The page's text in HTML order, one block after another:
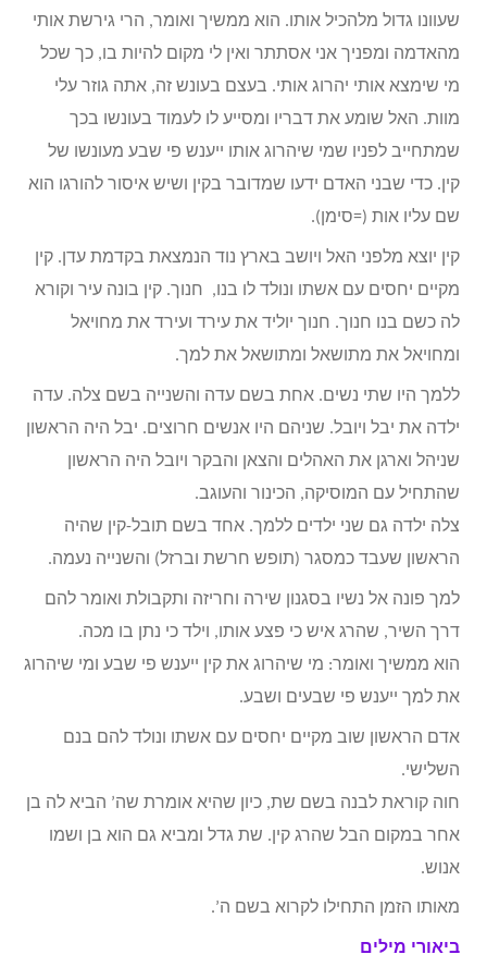
שעוונו גדול מלהכיל אותו. הוא ממשיך ואומר, הרי גירשת אותי
מהאדמה ומפניך אני אסתתר ואין לי מקום להיות בו, כך שכל
מי שימצא אותי יהרוג אותי. בעצם בעונש זה, אתה גוזר עלי
מוות. האל שומע את דבריו ומסייע לו לעמוד בעונשו בכך
שמתחייב לפניו שמי שיהרוג אותו ייענש פי שבע מעונשו של
קין. כדי שבני האדם ידעו שמדובר בקין ושיש איסור להורגו הוא
שם עליו אות (=סימן).
קין יוצא מלפני האל ויושב בארץ נוד הנמצאת בקדמת עדן. קין
מקיים יחסים עם אשתו ונולד לו בנו, חנוך. קין בונה עיר וקורא
לה כשם בנו חנוך. חנוך יוליד את עירד ועירד את מחויאל
ומחויאל את מתושאל ומתושאל את למך.
ללמך היו שתי נשים. אחת בשם עדה והשנייה בשם צלה. עדה
ילדה את יבל ויובל. שניהם היו אנשים חרוצים. יבל היה הראשון
שניהל וארגן את האהלים והצאן והבקר ויובל היה הראשון
שהתחיל עם המוסיקה, הכינור והעוגב.
צלה ילדה גם שני ילדים ללמך. אחד בשם תובל-קין שהיה
הראשון שעבד כמסגר (תופש חרשת וברזל) והשנייה נעמה.
למך פונה אל נשיו בסגנון שירה וחריזה ותקבולת ואומר להם
דרך השיר, שהרג איש כי פצע אותו, וילד כי נתן בו מכה.
הוא ממשיך ואומר: מי שיהרוג את קין ייענש פי שבע ומי שיהרוג
את למך ייענש פי שבעים ושבע.
אדם הראשון שוב מקיים יחסים עם אשתו ונולד להם בנם
השלישי.
חוה קוראת לבנה בשם שת, כיון שהיא אומרת שה’ הביא לה בן
אחר במקום הבל שהרג קין. שת גדל ומביא גם הוא בן ושמו
אנוש.
מאותו הזמן התחילו לקרוא בשם ה’.
ביאורי מילים